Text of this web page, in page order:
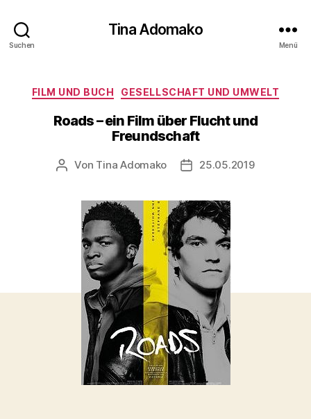
Suchen
Tina Adomako
Menü
Kategorien
FILM UND BUCH GESELLSCHAFT UND UMWELT
Roads – ein Film über Flucht und
Freundschaft
Beitragsautor
Von Tina Adomako Veröffentlichungsdatum
25.05.2019